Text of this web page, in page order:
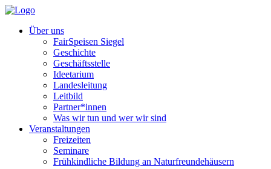
Über uns
FairSpeisen Siegel
Geschichte
Geschäftsstelle
Ideetarium
Landesleitung
Leitbild
Partner*innen
Was wir tun und wer wir sind
Veranstaltungen
Freizeiten
Seminare
Frühkindliche Bildung an Naturfreundehäusern